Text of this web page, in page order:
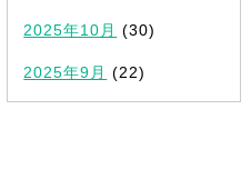
2025年10月 (30)
2025年9月 (22)